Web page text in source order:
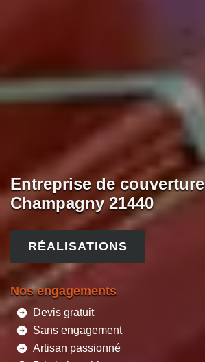
Entreprise de couverture
Champagny 21440
RÉALISATIONS
Nos engagements
Devis gratuit
Sans engagement
Artisan passionné